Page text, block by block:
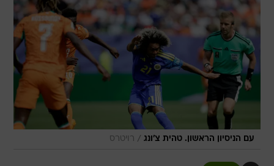
עם הניסיון הראשון. טהית צ'ונג / רויטרס